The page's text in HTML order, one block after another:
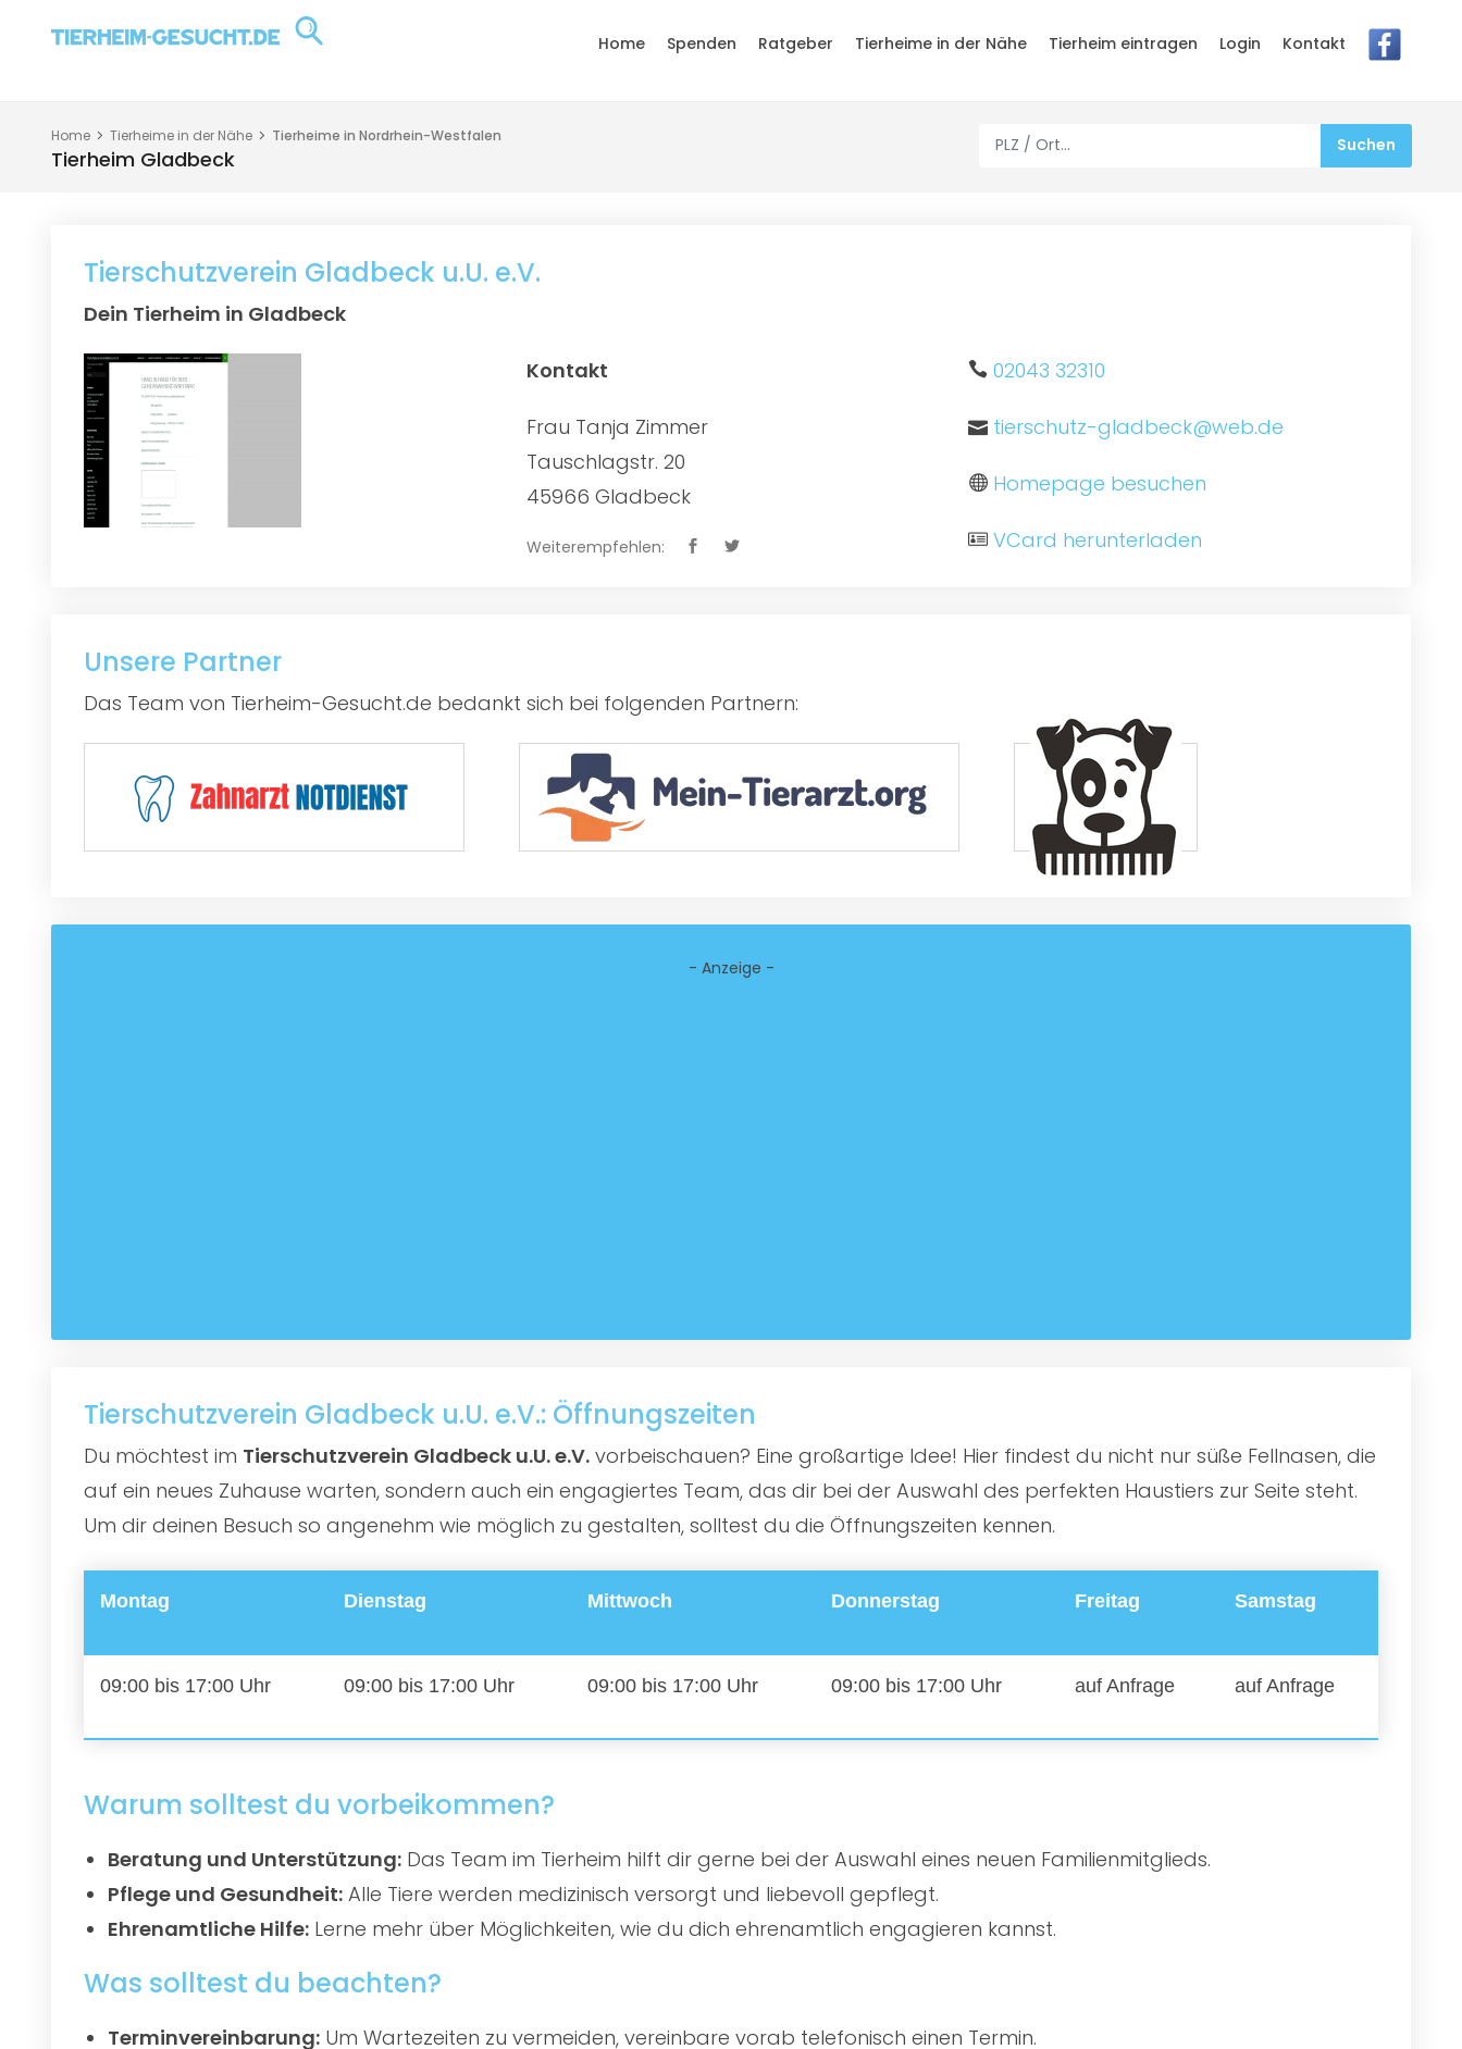
Home Spenden Ratgeber Tierheime in der Nähe Tierheim eintragen Login Kontakt
Home Tierheime in der Nähe Tierheime in Nordrhein-Westfalen
Tierheim Gladbeck
Tierschutzverein Gladbeck u.U. e.V.
Dein Tierheim in Gladbeck
Kontakt
Frau Tanja Zimmer
Tauschlagstr. 20
45966 Gladbeck
Weiterempfehlen:
02043 32310
tierschutz-gladbeck@web.de
Homepage besuchen
VCard herunterladen
Unsere Partner
Das Team von Tierheim-Gesucht.de bedankt sich bei folgenden Partnern:
- Anzeige -
Tierschutzverein Gladbeck u.U. e.V.: Öffnungszeiten
Du möchtest im Tierschutzverein Gladbeck u.U. e.V. vorbeischauen? Eine großartige Idee! Hier findest du nicht nur süße Fellnasen, die
auf ein neues Zuhause warten, sondern auch ein engagiertes Team, das dir bei der Auswahl des perfekten Haustiers zur Seite steht.
Um dir deinen Besuch so angenehm wie möglich zu gestalten, solltest du die Öffnungszeiten kennen.
Montag Dienstag Mittwoch Donnerstag Freitag Samstag
09:00 bis 17:00 Uhr 09:00 bis 17:00 Uhr 09:00 bis 17:00 Uhr 09:00 bis 17:00 Uhr auf Anfrage auf Anfrage
Warum solltest du vorbeikommen?
Beratung und Unterstützung: Das Team im Tierheim hilft dir gerne bei der Auswahl eines neuen Familienmitglieds.
Pflege und Gesundheit: Alle Tiere werden medizinisch versorgt und liebevoll gepflegt.
Ehrenamtliche Hilfe: Lerne mehr über Möglichkeiten, wie du dich ehrenamtlich engagieren kannst.
Was solltest du beachten?
Terminvereinbarung: Um Wartezeiten zu vermeiden, vereinbare vorab telefonisch einen Termin.